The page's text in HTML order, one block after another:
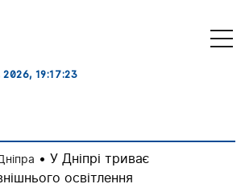
2026, 19:17:24
• У Дніпрі триває
освітлення